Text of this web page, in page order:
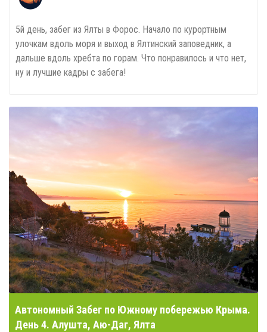
5й день, забег из Ялты в Форос. Начало по курортным
улочкам вдоль моря и выход в Ялтинский заповедник, а
дальше вдоль хребта по горам. Что понравилось и что нет,
ну и лучшие кадры с забега!
Автономный Забег по Южному побережью Крыма.
День 4. Алушта, Аю-Даг, Ялта